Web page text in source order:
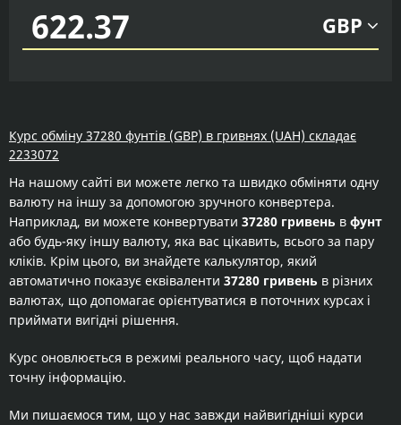
GBP
Курс обміну 37280 фунтів (GBP) в гривнях (UAH) складає
2233072
На нашому сайті ви можете легко та швидко обміняти одну
валюту на іншу за допомогою зручного конвертера.
Наприклад, ви можете конвертувати 37280 гривень в фунт
або будь-яку іншу валюту, яка вас цікавить, всього за пару
кліків. Крім цього, ви знайдете калькулятор, який
автоматично показує еквіваленти 37280 гривень в різних
валютах, що допомагає орієнтуватися в поточних курсах і
приймати вигідні рішення.
Курс оновлюється в режимі реального часу, щоб надати
точну інформацію.
Ми пишаємося тим, що у нас завжди найвигідніші курси